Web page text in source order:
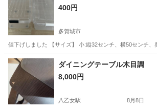
400円
多賀城市
値下げしました 【サイズ】 小:縦32センチ、横50センチ
宮城 多賀城市 収納家具 クリアケース
ダイニングテーブル木目調
8,000円
八乙女駅 8月8日